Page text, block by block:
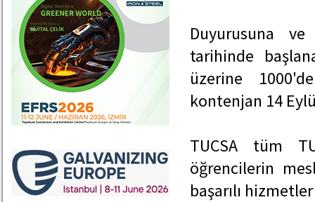
Duyurusuna
tarihinde
üzerine
kontenjan 14
TUCSA tüm
öğrencilerin
başarılı